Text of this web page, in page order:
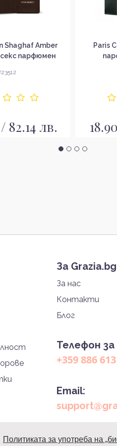
Политиката за употреба на
Shaghaf Amber
парфюмен
82.14 лв.
Paris
За Grazia.bg
За нас
Контакти
Блог
Телефон за
+359 886
Email: